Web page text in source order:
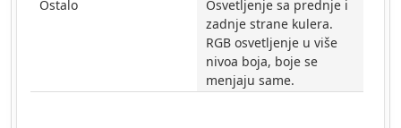
Ostalo
Osvetljenje sa prednje i
zadnje strane kulera.
RGB osvetljenje u više
nivoa boja, boje se
menjaju same.